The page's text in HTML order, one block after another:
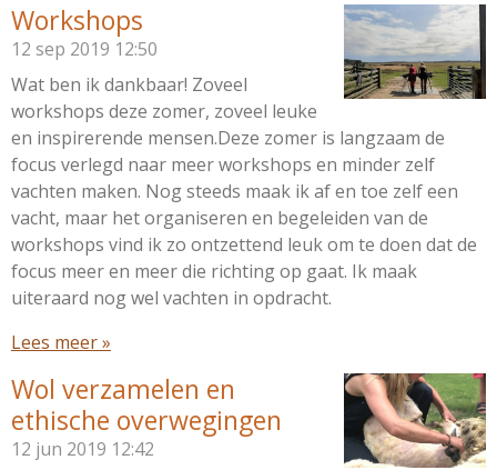
Workshops
12 sep 2019 12:50
Wat ben ik dankbaar! Zoveel
workshops deze zomer, zoveel leuke
en inspirerende mensen.Deze zomer is langzaam de
focus verlegd naar meer workshops en minder zelf
vachten maken. Nog steeds maak ik af en toe zelf een
vacht, maar het organiseren en begeleiden van de
workshops vind ik zo ontzettend leuk om te doen dat de
focus meer en meer die richting op gaat. Ik maak
uiteraard nog wel vachten in opdracht.
Lees meer »
Wol verzamelen en
ethische overwegingen
12 jun 2019 12:42